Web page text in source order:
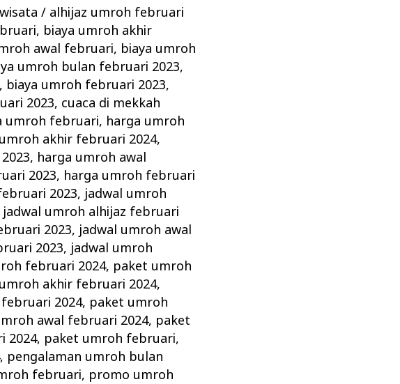
/ alhijaz umroh februari
, biaya umroh akhir
awal februari, biaya umroh
umroh bulan februari 2023,
, biaya umroh februari 2023,
2023, cuaca di mekkah
umroh februari, harga umroh
akhir februari 2024,
, harga umroh awal
2023, harga umroh februari
2023, jadwal umroh
jadwal umroh alhijaz februari
2023, jadwal umroh awal
2023, jadwal umroh
februari 2024, paket umroh
akhir februari 2024,
2024, paket umroh
awal februari 2024, paket
2024, paket umroh februari,
, pengalaman umroh bulan
februari, promo umroh